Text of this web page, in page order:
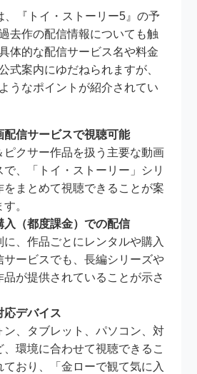
、『トイ・ストーリー5』の予
去作の配信情報についても触
体的な配信サービス名や料金
式案内にゆだねられますが、
うなポイントが紹介されてい
配信サービスで視聴可能
ピクサー作品を扱う主要な動画
で、「トイ・ストーリー」シリ
をまとめて視聴できることが案
。
入（都度課金）での配信
に、作品ごとにレンタルや購入
サービスでも、長編シリーズや
品が提供されていることが示さ
応デバイス
ン、タブレット、パソコン、対
、環境に合わせて視聴できるこ
ており、「金ローで観て気に入